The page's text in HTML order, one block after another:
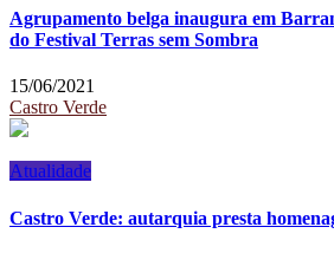
Agrupamento belga inaugura em
do Festival Terras sem Sombra
15/06/2021
Castro Verde
Atualidade
Castro Verde: autarquia presta